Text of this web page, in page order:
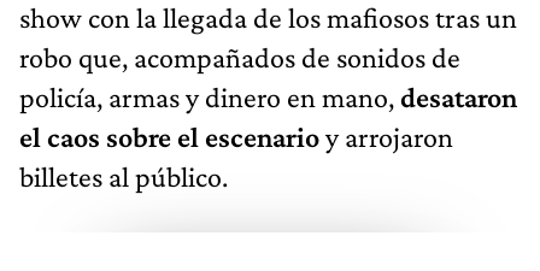
show con la llegada de los mafiosos tras un
robo que, acompañados de sonidos de
policía, armas y dinero en mano,desataron
el caos sobre el escenarioy arrojaron
billetes al público.